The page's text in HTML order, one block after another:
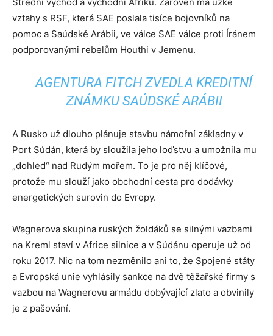
vztahy s RSF, která SAE poslala tisíce bojovníků na
pomoc a Saúdské Arábii, ve válce SAE válce proti Íránem
podporovanými rebelům Houthi v Jemenu.
AGENTURA FITCH ZVEDLA KREDITNÍ
ZNÁMKU SAÚDSKÉ ARÁBII
A Rusko už dlouho plánuje stavbu námořní základny v
Port Súdán, která by sloužila jeho loďstvu a umožnila mu
„dohled“ nad Rudým mořem. To je pro něj klíčové,
protože mu slouží jako obchodní cesta pro dodávky
energetických surovin do Evropy.
Wagnerova skupina ruských žoldáků se silnými vazbami
na Kreml staví v Africe silnice a v Súdánu operuje už od
roku 2017. Nic na tom nezměnilo ani to, že Spojené státy
a Evropská unie vyhlásily sankce na dvě těžařské firmy s
vazbou na Wagnerovu armádu dobývající zlato a obvinily
je z pašování.